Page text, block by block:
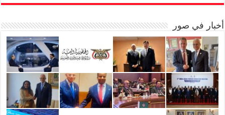
أخبار في صور